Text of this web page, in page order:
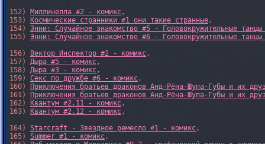
152) Миллинелла #2 - комикс,
153)
Космические странники #1 они такие странные,
154) Энни: Случайное знакомство #5 - Головокружительные
155) Энни: Случайное знакомство #6 - Головокружительные
156)
Вектор Инспектор #2 - комикс,
157) Дыра #5 - комикс,
158) Дыра #3 - комикс,
159) Секс по дружбе #6 - комикс,
160)
Приключения братьев драконов Анд-Рёна-Шупа-Губы и их
161)
Приключения братьев драконов Анд-Рёна-Шупа-Губы и их
162)
Квантум #2.11 - комикс,
163)
Квантум #2.12 - комикс,
164) Starcraft - Звездное ремесло #1 - комикс,
165) Summer #1 - комикс,